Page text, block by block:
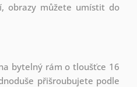
obrazy můžete umístit do
bytelný rám o tloušťce 16
přišroubujete podle